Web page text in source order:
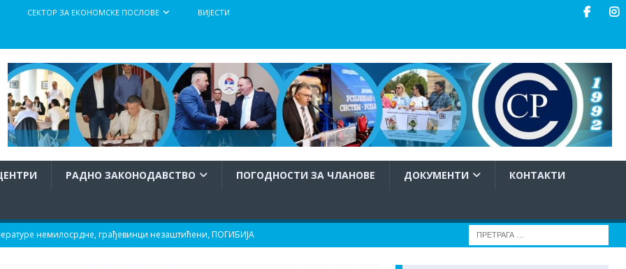
СЕКТОР ЗА ЕКОНОМСКЕ ПОСЛОВЕ ВИЈЕСТИ
РАДНО ЗАКОНОДАВСТВО ПОГОДНОСТИ ЗА ЧЛАНОВЕ ДОКУМЕНТИ КОНТАКТИ
немилосрдне, грађевинци незаштићени, ПОГИБИЈА